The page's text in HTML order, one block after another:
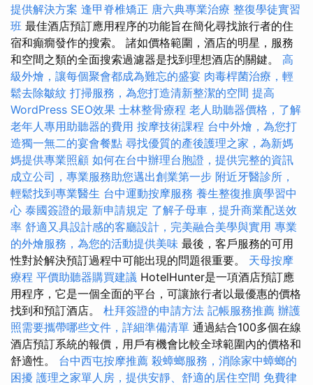
提供解決方案 逢甲脊椎矯正 唐六典專業治療 整復學徒實習
班 最佳酒店預訂應用程序的功能旨在簡化尋找旅行者的住
宿和癲癇發作的搜索。 諸如價格範圍，酒店的明星，服務
和空間之類的全面搜索過濾器是找到理想酒店的關鍵。 高
級外燴，讓每個聚會都成為難忘的盛宴 肉毒桿菌治療，輕
鬆去除皺紋 打掃服務，為您打造清新整潔的空間 提高
WordPress SEO效果 士林整骨療程 老人助聽器價格，了解
老年人專用助聽器的費用 按摩技術課程 台中外燴，為您打
造獨一無二的宴會餐點 尋找優質的產後護理之家，為新媽
媽提供專業照顧 如何在台中辦理台胞證，提供完整的資訊
成立公司，專業服務助您邁出創業第一步 附近牙醫診所，
輕鬆找到專業醫生 台中運動按摩服務 養生整復推廣學習中
心 泰國簽證的最新申請規定 了解子母車，提升商業配送效
率 舒適又具設計感的客廳設計，完美融合美學與實用 專業
的外燴服務，為您的活動提供美味 最後，客戶服務的可用
性對於解決預訂過程中可能出現的問題很重要。 天母按摩
療程 平價助聽器購買建議 HotelHunter是一項酒店預訂應
用程序，它是一個全面的平台，可讓旅行者以最優惠的價格
找到和預訂酒店。 杜拜簽證的申請方法 記帳服務推薦 辦護
照需要攜帶哪些文件，詳細準備清單 通過結合100多個在線
酒店預訂系統的報價，用戶有機會比較全球範圍內的價格和
舒適性。 台中西屯按摩推薦 殺蟑螂服務，消除家中蟑螂的
困擾 護理之家單人房，提供安靜、舒適的居住空間 免費律